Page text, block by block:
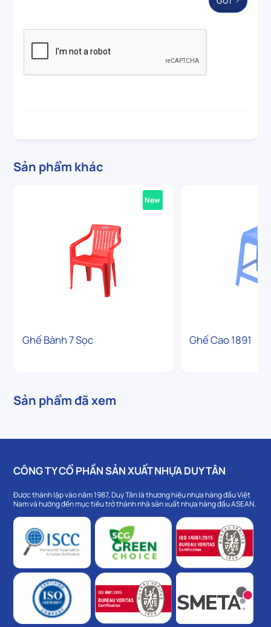
Sản phẩm khác
Ghế Bành 7 Sọc
New
Ghế Cao 1891
Sản phẩm đã xem
CÔNG TY CỔ PHẦN SẢN XUẤT NHỰA DUY TÂN
Được thành lập vào năm 1987, Duy Tân là thương hiệu nhựa hàng đầu Việt
Nam và hướng đến mục tiêu trở thành nhà sản xuất nhựa hàng đầu ASEAN.